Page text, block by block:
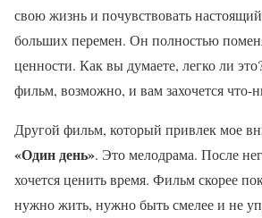
свою жизнь и почувствовать
больших перемен. Он полностью
ценности. Как вы думаете, легко ли
фильм, возможно, и вам захочется что-
Другой фильм, который привлек мое
«Один день». Это мелодрама. После
хочется ценить время. Фильм скорее
нужно жить, нужно быть смелее и не